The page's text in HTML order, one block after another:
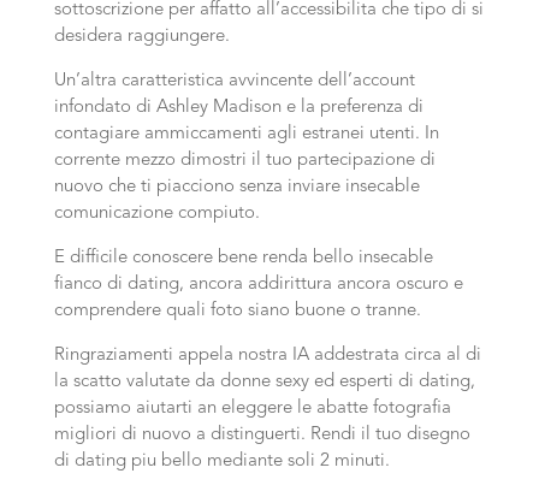
sottoscrizione per affatto all’accessibilita che tipo di si
desidera raggiungere.
Un’altra caratteristica avvincente dell’account
infondato di Ashley Madison e la preferenza di
contagiare ammiccamenti agli estranei utenti. In
corrente mezzo dimostri il tuo partecipazione di
nuovo che ti piacciono senza inviare insecable
comunicazione compiuto.
E difficile conoscere bene renda bello insecable
fianco di dating, ancora addirittura ancora oscuro e
comprendere quali foto siano buone o tranne.
Ringraziamenti appela nostra IA addestrata circa al di
la scatto valutate da donne sexy ed esperti di dating,
possiamo aiutarti an eleggere le abatte fotografia
migliori di nuovo a distinguerti. Rendi il tuo disegno
di dating piu bello mediante soli 2 minuti.